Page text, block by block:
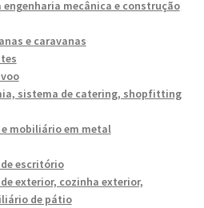
mecânica e construção
e caravanas
sistema de catering, shopfitting
mobiliário em metal
escritório
exterior, cozinha exterior,
de pátio